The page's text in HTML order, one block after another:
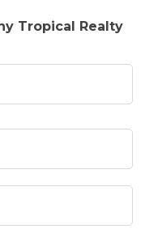
Tropical Realty